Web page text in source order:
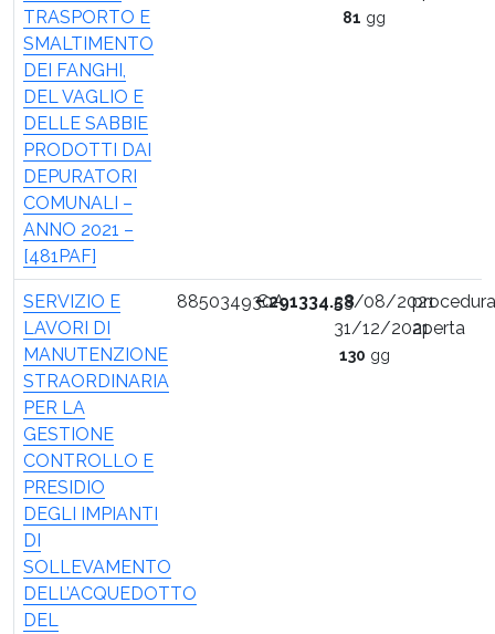
TRASPORTO E
SMALTIMENTO
DEI FANGHI,
DEL VAGLIO E
DELLE SABBIE
PRODOTTI DAI
DEPURATORI
COMUNALI –
ANNO 2021 –
[481PAF]
81 gg
SERVIZIO E
LAVORI DI
MANUTENZIONE
STRAORDINARIA
PER LA
GESTIONE
CONTROLLO E
PRESIDIO
DEGLI IMPIANTI
DI
SOLLEVAMENTO
DELL’ACQUEDOTTO
DEL
885034930A
€291334.5823/08/2021
31/12/2021
130 gg
procedura
aperta